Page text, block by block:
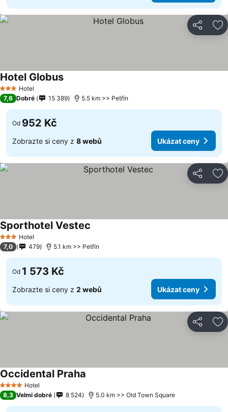
Sdílet
3 Počet hvězdiček
Hotel
Hotel Globus
7,6 Dobré 15 389 5.5 km >> Petřín
Od 952 Kč
Zobrazte si ceny z 8 webů Ukázat ceny
Sdílet
3 Počet hvězdiček
Hotel
Sporthotel Vestec
7,0 479 5.1 km >> Petřín
Od 1 573 Kč
Zobrazte si ceny z 2 webů Ukázat ceny
Sdílet
4 Počet hvězdiček
Hotel
Occidental Praha
8,3 Velmi dobré 8 524 5.0 km >> Old Town Square